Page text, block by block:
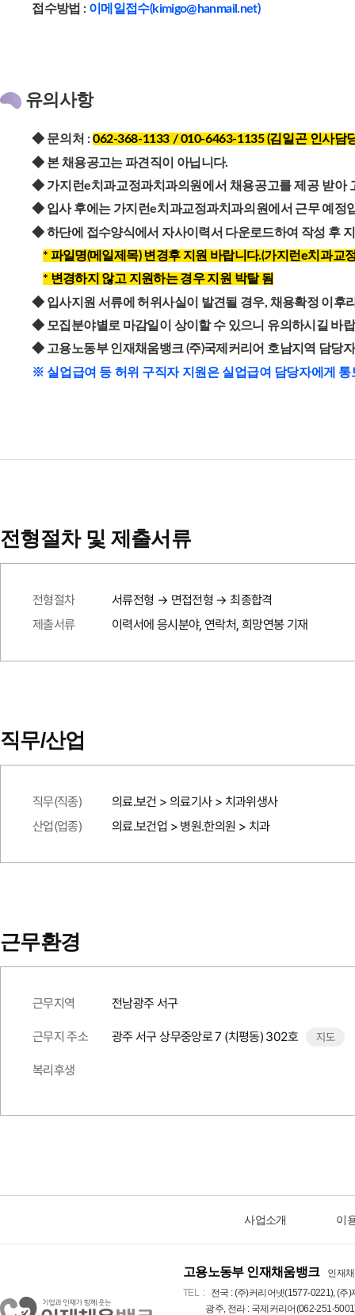
접수방법 : 이메일접수(kimigo@hanmail.net)
유의사항
◆ 문의처 :062-368-1133 / 010-6463-1135 (김일곤 인사담
◆ 본 채용공고는 파견직이 아닙니다.
◆ 가지런e치과교정과치과의원에서 채용공고를 제공 받아
◆ 입사 후에는 가지런e치과교정과치과의원에서 근무 예정
◆ 하단에 접수양식에서 자사이력서 다운로드하여 작성 후
* 파일명(메일제목) 변경후 지원 바랍니다.(가지런e치과교
* 변경하지 않고 지원하는 경우 지원 박탈 됨
◆ 입사지원 서류에 허위사실이 발견될 경우, 채용확정 이후
◆ 모집분야별로 마감일이 상이할 수 있으니 유의하시길 바
◆ 고용노동부 인재채움뱅크 (주)국제커리어 호남지역 담당
※ 실업급여 등 허위 구직자 지원은 실업급여 담당자에게 통
전형절차 및 제출서류
전형절차
서류전형 → 면접전형 → 최종합격
제출서류
이력서에 응시분야, 연락처, 희망연봉 기재
직무/산업
직무(직종)
의료.보건 > 의료기사 > 치과위생사
산업(업종)
의료.보건업 > 병원.한의원 > 치과
근무환경
근무지역 전남광주 서구
근무지 주소 광주 서구 상무중앙로 7 (치평동) 302호 지도
복리후생
사업소개 이
고용노동부 인재채움뱅크
인재
TEL
전국 : (주)커리어넷(1577-0221), (
광주, 전라 : 국제커리어(062-251-